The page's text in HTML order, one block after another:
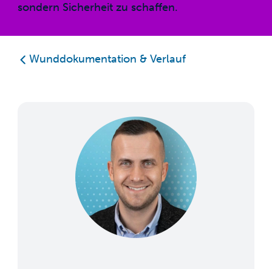
sondern Sicherheit zu schaffen.
Wunddokumentation & Verlauf